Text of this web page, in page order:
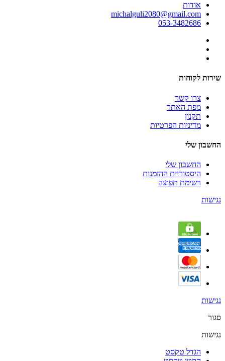
אודות
michalguli2080@gmail.com
053-3482686
שירות לקוחות
צרו קשר
מפת האתר
תקנון
מדיניות הפרטיות
החשבון שלי
החשבון שלי
היסטוריית ההזמנות
רשימת תפוצה
נגישות
נגישות
סגור
נגישות
הגדל טקסט